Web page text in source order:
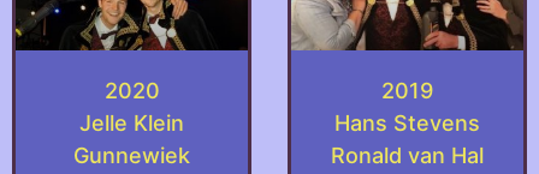
2020
Jelle Klein
Gunnewiek
2019
Hans Stevens
Ronald van Hal